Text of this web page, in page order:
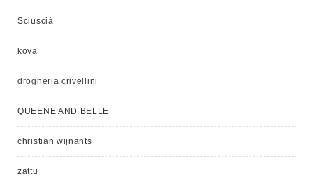
Sciuscià
kova
drogheria crivellini
QUEENE AND BELLE
christian wijnants
zattu